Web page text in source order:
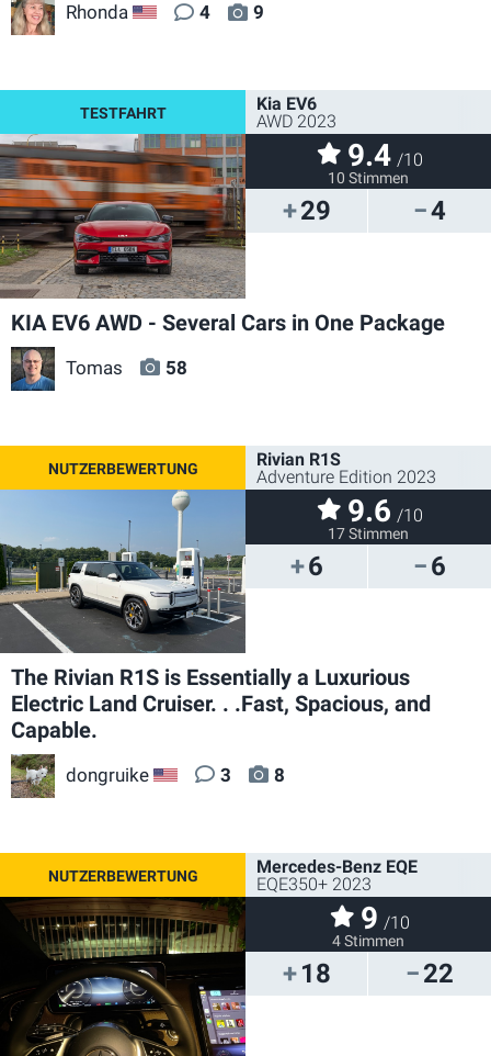
Rhonda US 4 9
29 4
Kia EV6
AWD 2023
9.4 /10
10 Stimmen
KIA EV6 AWD - Several Cars in One Package
Tomas 58
6 6
Rivian R1S
Adventure Edition 2023
9.6 /10
17 Stimmen
The Rivian R1S is Essentially a Luxurious
Electric Land Cruiser. . .Fast, Spacious, and
Capable.
dongruike US 3 8
18 22
Mercedes-Benz EQE
EQE350+ 2023
9 /10
4 Stimmen